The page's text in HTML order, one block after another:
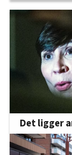
Det ligger